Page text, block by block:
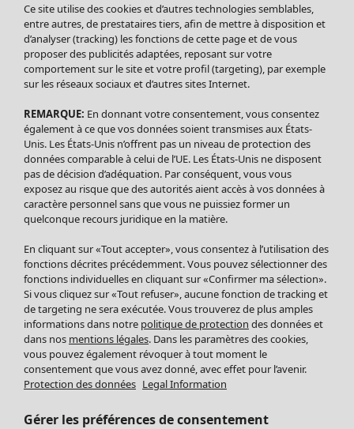
Soldes Vêtements
Tous les vêtements
Robes
Tuniques
Blouses
Tops
Gilets
Pantalon
Jupes
Leggings et collants
Accessoires
Chaussures
Vêtements de bain
Basics
Soldes Mobilier
Bonnes affaires déco
Décoration
Textiles
Tapis
Éponge
Ce site utilise des cookies et d’autres technologies semblables,
entre autres, de prestataires tiers, afin de mettre à disposition et
d’analyser (tracking) les fonctions de cette page et de vous
proposer des publicités adaptées, reposant sur votre
comportement sur le site et votre profil (targeting), par exemple
sur les réseaux sociaux et d’autres sites Internet.
REMARQUE: En donnant votre consentement, vous consentez
également à ce que vos données soient transmises aux États-
Unis. Les États-Unis n’offrent pas un niveau de protection des
données comparable à celui de l’UE. Les États-Unis ne disposent
pas de décision d’adéquation. Par conséquent, vous vous
exposez au risque que des autorités aient accès à vos données à
caractère personnel sans que vous ne puissiez former un
quelconque recours juridique en la matière.
En cliquant sur «Tout accepter», vous consentez à l’utilisation des
fonctions décrites précédemment. Vous pouvez sélectionner des
fonctions individuelles en cliquant sur «Confirmer ma sélection».
Si vous cliquez sur «Tout refuser», aucune fonction de tracking et
de targeting ne sera exécutée. Vous trouverez de plus amples
informations dans notre politique de protection des données et
dans nos mentions légales. Dans les paramètres des cookies,
vous pouvez également révoquer à tout moment le
consentement que vous avez donné, avec effet pour l’avenir.
Protection des données Legal Information
Gérer les préférences de consentement